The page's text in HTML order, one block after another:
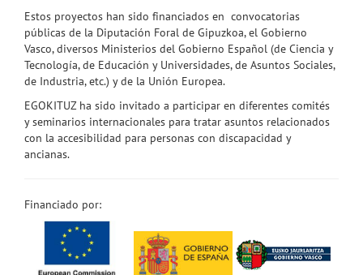
Estos proyectos han sido financiados en convocatorias
públicas de la Diputación Foral de Gipuzkoa, el Gobierno
Vasco, diversos Ministerios del Gobierno Español (de Ciencia y
Tecnología, de Educación y Universidades, de Asuntos Sociales,
de Industria, etc.) y de la Unión Europea.
EGOKITUZ ha sido invitado a participar en diferentes comités
y seminarios internacionales para tratar asuntos relacionados
con la accesibilidad para personas con discapacidad y
ancianas.
Financiado por: